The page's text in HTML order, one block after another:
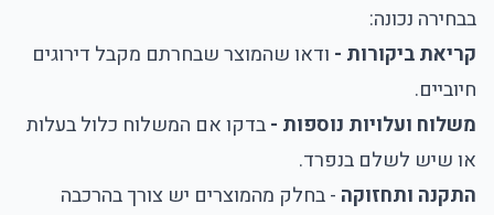
בבחירה נכונה:
קריאת ביקורות - ודאו שהמוצר שבחרתם מקבל דירוגים
חיוביים.
משלוח ועלויות נוספות -בדקו אם המשלוח כלול בעלות
או שיש לשלם בנפרד.
התקנה ותחזוקה - בחלק מהמוצרים יש צורך בהרכבה